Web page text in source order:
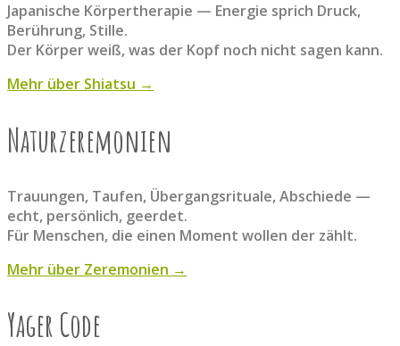
Japanische Körpertherapie — Energie sprich Druck,
Berührung, Stille.
Der Körper weiß, was der Kopf noch nicht sagen kann.
Mehr über Shiatsu →
Naturzeremonien
Trauungen, Taufen, Übergangsrituale, Abschiede —
echt, persönlich, geerdet.
Für Menschen, die einen Moment wollen der zählt.
Mehr über Zeremonien →
Yager Code